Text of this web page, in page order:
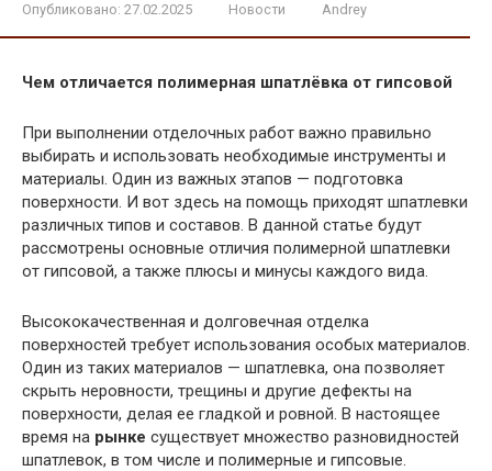
Опубликовано: 27.02.2025 Новости Andrey
Чем отличается полимерная шпатлёвка от гипсовой
При выполнении отделочных работ важно правильно
выбирать и использовать необходимые инструменты и
материалы. Один из важных этапов — подготовка
поверхности. И вот здесь на помощь приходят шпатлевки
различных типов и составов. В данной статье будут
рассмотрены основные отличия полимерной шпатлевки
от гипсовой, а также плюсы и минусы каждого вида.
Высококачественная и долговечная отделка
поверхностей требует использования особых материалов.
Один из таких материалов — шпатлевка, она позволяет
скрыть неровности, трещины и другие дефекты на
поверхности, делая ее гладкой и ровной. В настоящее
время на рынке существует множество разновидностей
шпатлевок, в том числе и полимерные и гипсовые.